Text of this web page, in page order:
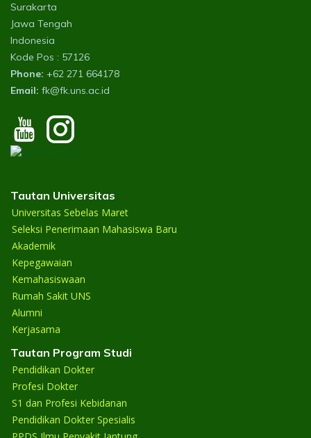
Surakarta
Jawa Tengah
Indonesia
Kode Pos : 57126
Phone: +62 271 664178
Email: fk@fk.uns.ac.id
Tautan Universitas
Universitas Sebelas Maret
Seleksi Penerimaan Mahasiswa Baru
Akademik
Kepegawaian
Kemahasiswaan
Rumah Sakit UNS
Alumni
Kerjasama
Tautan Program Studi
Pendidikan Dokter
Profesi Dokter
S1 dan Profesi Kebidanan
Pendidikan Dokter Spesialis